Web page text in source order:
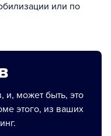
или по
и, может быть, это
этого, из ваших